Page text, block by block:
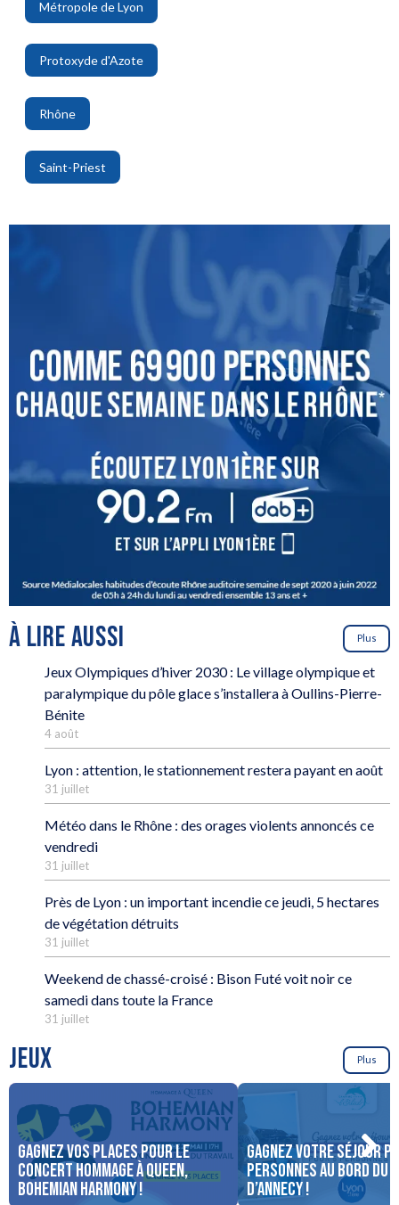
Métropole de Lyon
,
Protoxyde d'Azote
,
Rhône
,
Saint-Priest
À LIRE AUSSI Plus
Jeux Olympiques d’hiver 2030 : Le village olympique et
paralympique du pôle glace s’installera à Oullins-Pierre-
Bénite
4 août
Lyon : attention, le stationnement restera payant en août
31 juillet
Météo dans le Rhône : des orages violents annoncés ce
vendredi
31 juillet
Près de Lyon : un important incendie ce jeudi, 5 hectares
de végétation détruits
31 juillet
Weekend de chassé-croisé : Bison Futé voit noir ce
samedi dans toute la France
31 juillet
JEUX Plus
Gagnez vos places pour le
concert Hommage à Queen,
Bohemian Harmony !
Gagnez votre séjour
personnes au bord du
d’Annecy !